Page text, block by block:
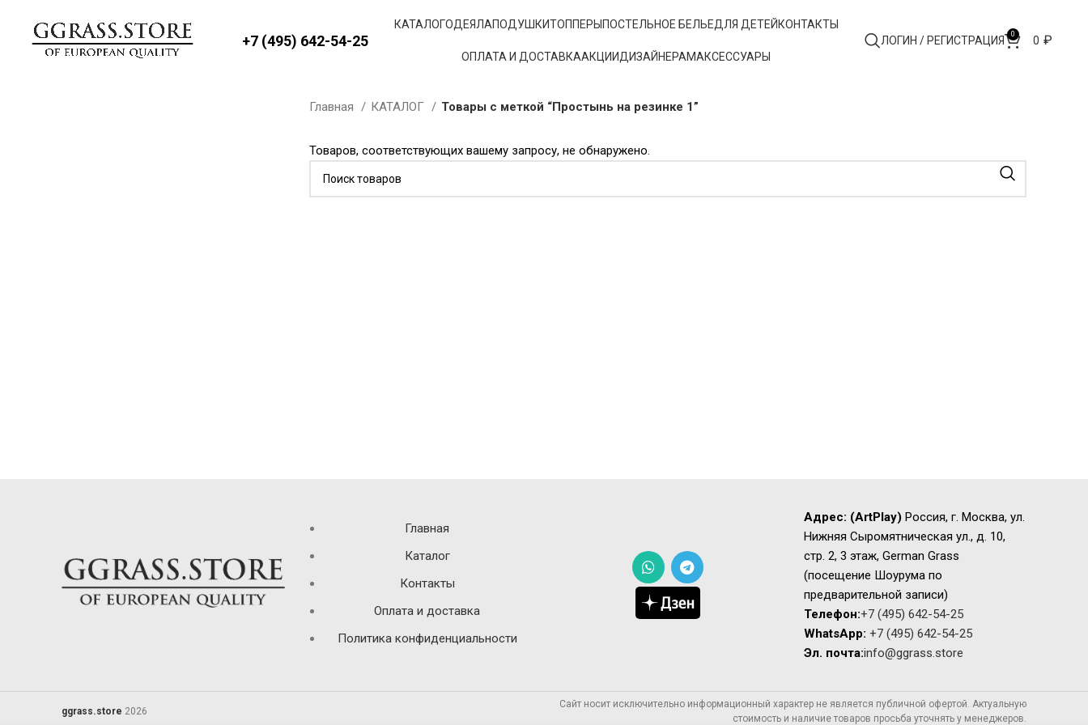
+7 (495) 642-54-25
КАТАЛОГОДЕЯЛАПОДУШКИТОППЕРЫ ПОСТЕЛЬНОЕ БЕЛЬЕДЛЯ ДЕТЕЙ КОНТАКТЫ
ОПЛАТА И ДОСТАВКААКЦИИДИЗАЙНЕРАМАКСЕССУАРЫ
ЛОГИН / РЕГИСТРАЦИЯ 0 0 ₽
Главная КАТАЛОГ Товары с меткой “Простынь на резинке 1”
Товаров, соответствующих вашему запросу, не обнаружено.
Главная
Каталог
Контакты
Оплата и доставка
Политика конфиденциальности
Адрес: (ArtPlay) Россия, г. Москва, ул.
Нижняя Сыромятническая ул., д. 10,
стр. 2, 3 этаж, German Grass
(посещение Шоурума по
предварительной записи)
Телефон:+7 (495) 642-54-25
WhatsApp: +7 (495) 642-54-25
Эл. почта:info@ggrass.store
ggrass.store 2026
Сайт носит исключительно информационный характер не является публичной офертой. Актуальную
стоимость и наличие товаров просьба уточнять у менеджеров.